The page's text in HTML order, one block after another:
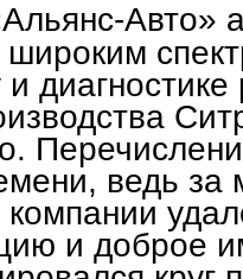
Авто»
широким
ведь за
и доброе